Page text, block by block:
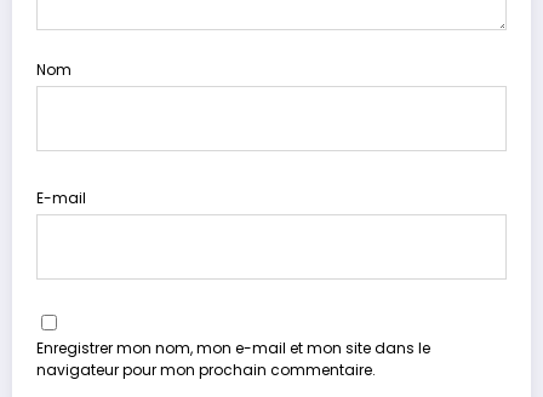
Nom
E-mail
Enregistrer mon nom, mon e-mail et mon site dans le
navigateur pour mon prochain commentaire.